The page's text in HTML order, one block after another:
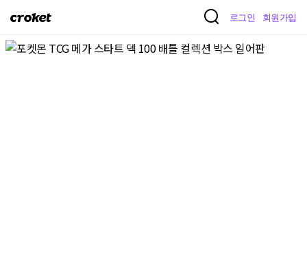
크
켓
로그인 회원가입